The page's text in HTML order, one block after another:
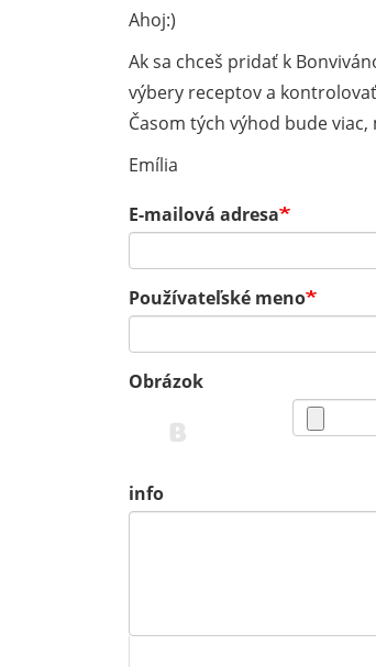
Ahoj:)
Ak sa chceš pridať k
výbery receptov a
Časom tých výhod bude viac,
Emília
E-mailová adresa
Používateľské meno
Obrázok
info